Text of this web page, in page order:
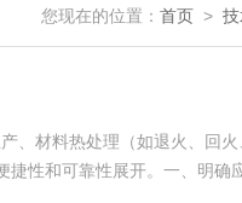
您现在的位置： 首页 >
、材料热处理（如退火、回火
捷性和可靠性展开。一、明确